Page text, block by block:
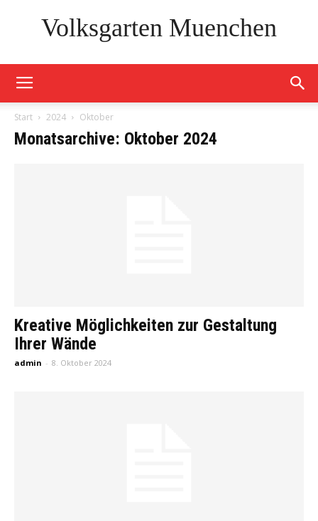
Volksgarten Muenchen
Start 2024 Oktober
Monatsarchive: Oktober 2024
Kreative Möglichkeiten zur Gestaltung
Ihrer Wände
admin - 8. Oktober 2024